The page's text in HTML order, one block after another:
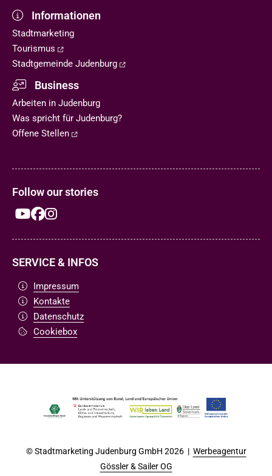
Informationen
Stadtmarketing
Tourismus
Stadtgemeinde Judenburg
Business
Arbeiten in Judenburg
Was spricht für Judenburg?
Offene Stellen
Follow our stories
SERVICE & INFOS
Impressum
Kontakte
Datenschutz
Cookiebox
© Stadtmarketing Judenburg GmbH 2026 | Werbeagentur
Gössler & Sailer OG